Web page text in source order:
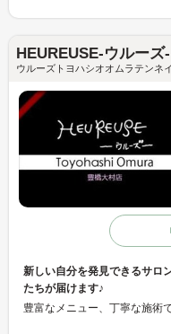
HEUREUSE-ウルー
ウルーズトヨハシオオムラテンネ
新しい自分を発見できるサロ
たちが届けます♪